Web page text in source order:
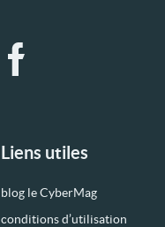
Liens utiles
blog le CyberMag
conditions d’utilisation